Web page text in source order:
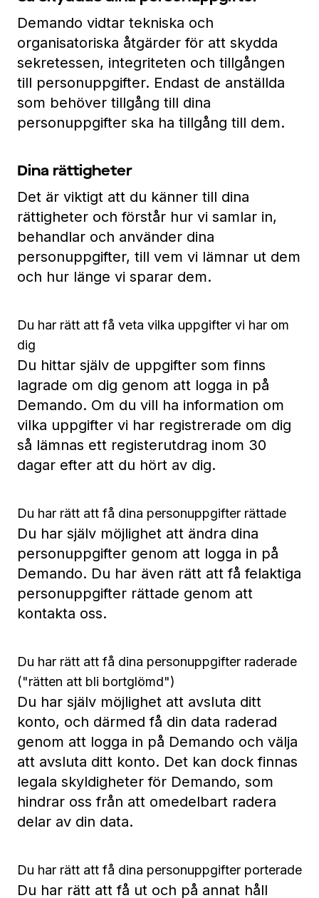
Demando vidtar tekniska och
organisatoriska åtgärder för att skydda
sekretessen, integriteten och tillgången
till personuppgifter. Endast de anställda
som behöver tillgång till dina
personuppgifter ska ha tillgång till dem.
Dina rättigheter
Det är viktigt att du känner till dina
rättigheter och förstår hur vi samlar in,
behandlar och använder dina
personuppgifter, till vem vi lämnar ut dem
och hur länge vi sparar dem.
Du har rätt att få veta vilka uppgifter vi har om
dig
Du hittar själv de uppgifter som finns
lagrade om dig genom att logga in på
Demando. Om du vill ha information om
vilka uppgifter vi har registrerade om dig
så lämnas ett registerutdrag inom 30
dagar efter att du hört av dig.
Du har rätt att få dina personuppgifter rättade
Du har själv möjlighet att ändra dina
personuppgifter genom att logga in på
Demando. Du har även rätt att få felaktiga
personuppgifter rättade genom att
kontakta oss.
Du har rätt att få dina personuppgifter raderade
("rätten att bli bortglömd")
Du har själv möjlighet att avsluta ditt
konto, och därmed få din data raderad
genom att logga in på Demando och välja
att avsluta ditt konto. Det kan dock finnas
legala skyldigheter för Demando, som
hindrar oss från att omedelbart radera
delar av din data.
Du har rätt att få dina personuppgifter porterade
Du har rätt att få ut och på annat håll